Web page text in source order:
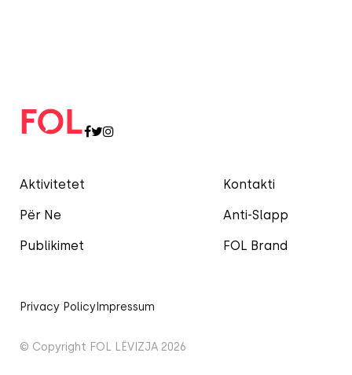
Aktivitetet
Për Ne
Publikimet
Kontakti
Anti-Slapp
FOL Brand
© Copyright FOL LËVIZJA 2026
Privacy Policy Impressum